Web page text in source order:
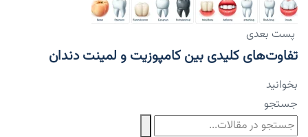
پست بعدی
تفاوت‌های کلیدی بین کامپوزیت و لمینت دندان
بخوانید
جستجو